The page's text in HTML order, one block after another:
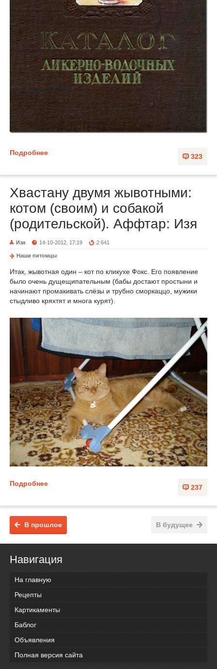
323
Подробнее
Хвастану двумя жывотными:
котом (своим) и собакой
(родительской). Аффтар: Изя
Изя 14-10-2012, 17:19 2 641
Наши питомцы
Итак, жывотная один – кот по кликухе Фокс. Его появление
было очень дущещипательным (бабы достают простыни и
начинают промакивать слёзы и трубно сморкаццо, мужики
стыдливо кряхтят и многа курят).
237
Подробнее
В будущее
В прошлое
Навигация
На главную
Рецепты
Картикаменты
Баблог
Объявления
Полная версия сайта